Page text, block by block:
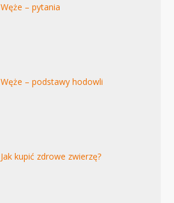
Węże – pytania
Węże – podstawy hodowli
Jak kupić zdrowe zwierzę?